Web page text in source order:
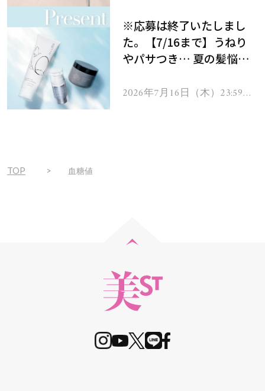
※応募は終了いたしまし
た。【7/16まで】うねり
やパサつき… 夏の髪悩み
ムを13名様にプレゼン
2026年7月16日（木）23:59ま
TOP 血糖値